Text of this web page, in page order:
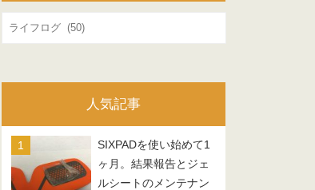
カ
テ
リ
人気記事
SIXPADを使い始めて1
ヶ月。結果報告とジェ
ルシートのメンテナン